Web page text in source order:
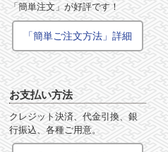
「簡単注文」が好評です！
「簡単ご注文方法」詳細
お支払い方法
クレジット決済、代金引換、銀
行振込、各種ご用意。